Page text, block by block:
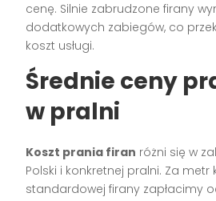
cenę. Silnie zabrudzone firany
dodatkowych zabiegów, co
koszt usługi.
Średnie ceny
w pralni
Koszt prania firan różni się w
Polski i konkretnej pralni. Za
standardowej firany zapłacimy